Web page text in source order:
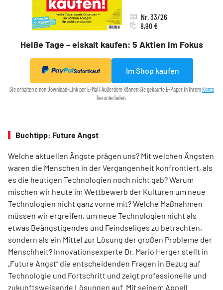
Heiße Tage – eiskalt kaufen: 5 Aktien im Fokus
Nr. 33/26
8,90 €
Sofortkauf Im Shop kaufen
Sie erhalten einen Download-Link per E-Mail. Außerdem können Sie gekaufte E-Paper in Ihrem Konto
herunterladen.
Buchtipp: Future Angst
Welche aktuellen Ängste prägen uns? Mit welchen Ängsten
waren die Menschen in der Vergangenheit konfrontiert, als
es die heutigen Technologien noch nicht gab? Warum
mischen wir heute im Wettbewerb der Kulturen um neue
Technologien nicht ganz vorne mit? Welche Maßnahmen
müssen wir ergreifen, um neue Technologien nicht als
etwas Beängstigendes und Feindseliges zu betrachten,
sondern als ein Mittel zur Lösung der großen Probleme der
Menschheit? Innovationsexperte Dr. Mario Herger stellt in
„Future Angst“ die entscheidenden Fragen in Bezug auf
Technologie und Fortschritt und zeigt professionelle und
zukunftsweisende Lösungen auf. Mit seinem Appell